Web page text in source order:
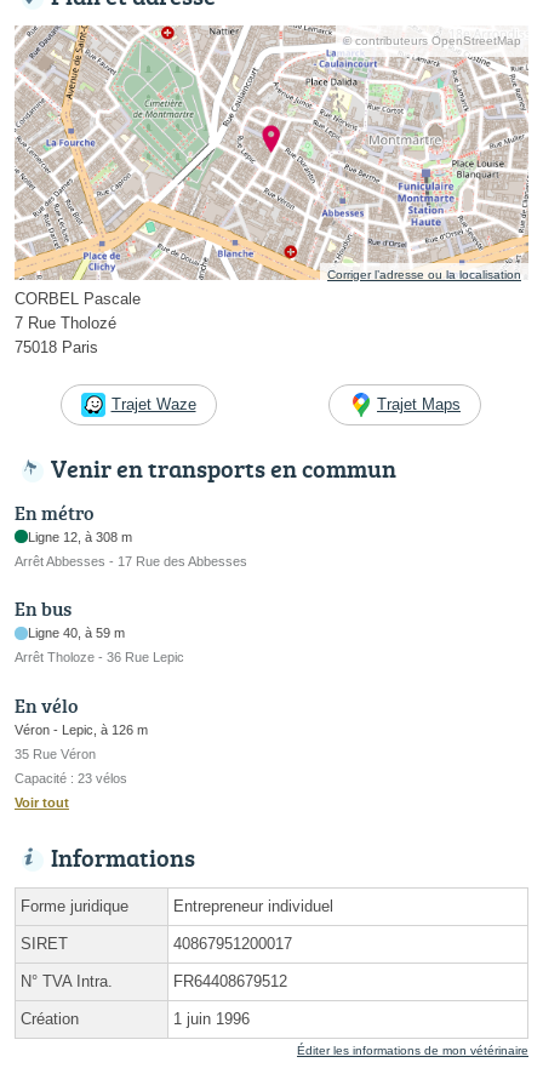
© contributeurs OpenStreetMap
Corriger l’adresse ou la localisation
CORBEL Pascale
7 Rue Tholozé
75018 Paris
Trajet Waze Trajet Maps
Venir en transports en commun
En métro
Ligne 12, à 308 m
Arrêt Abbesses - 17 Rue des Abbesses
En bus
Ligne 40, à 59 m
Arrêt Tholoze - 36 Rue Lepic
En vélo
Véron - Lepic, à 126 m
35 Rue Véron
Capacité : 23 vélos
Voir tout
Informations
Forme juridique Entrepreneur individuel
SIRET 40867951200017
N° TVA Intra. FR64408679512
Création 1 juin 1996
Éditer les informations de mon vétérinaire